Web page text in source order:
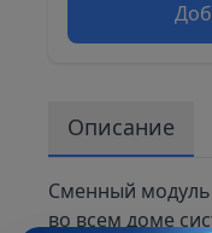
Описание
Сменный модуль
во всем доме